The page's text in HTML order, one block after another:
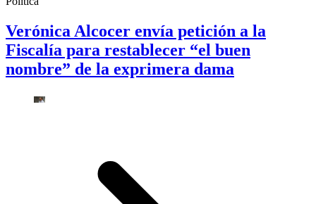
Verónica Alcocer envía petición a la
Fiscalía para restablecer “el buen
nombre” de la exprimera dama